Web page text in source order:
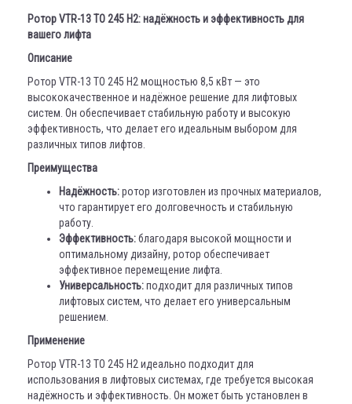
Ротор VTR-13 TO 245 H2: надёжность и эффективность для
вашего лифта
Описание
Ротор VTR-13 TO 245 H2 мощностью 8,5 кВт — это
высококачественное и надёжное решение для лифтовых
систем. Он обеспечивает стабильную работу и высокую
эффективность, что делает его идеальным выбором для
различных типов лифтов.
Преимущества
Надёжность:ротор изготовлен из прочных материалов,
что гарантирует его долговечность и стабильную
работу.
Эффективность:благодаря высокой мощности и
оптимальному дизайну, ротор обеспечивает
эффективное перемещение лифта.
Универсальность:подходит для различных типов
лифтовых систем, что делает его универсальным
решением.
Применение
Ротор VTR-13 TO 245 H2 идеально подходит для
использования в лифтовых системах, где требуется высокая
надёжность и эффективность. Он может быть установлен в